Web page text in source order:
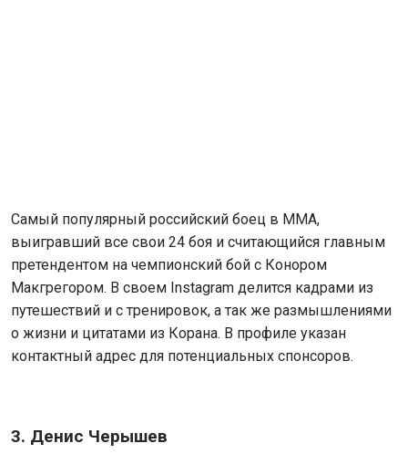
Самый популярный российский боец в MMA,
выигравший все свои 24 боя и считающийся главным
претендентом на чемпионский бой с Конором
Макгрегором. В своем Instagram делится кадрами из
путешествий и с тренировок, а так же размышлениями
о жизни и цитатами из Корана. В профиле указан
контактный адрес для потенциальных спонсоров.
3. Денис Черышев